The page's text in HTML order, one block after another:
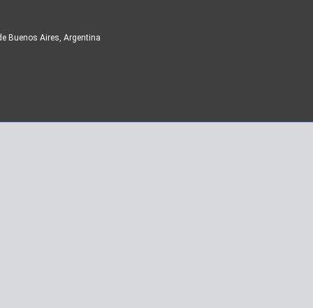
Buenos Aires, Argentina